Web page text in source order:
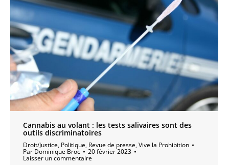
Cannabis au volant : les tests salivaires sont des
outils discriminatoires
Droit/Justice, Politique, Revue de presse,Vive la Prohibition
Par Dominique Broc 20 février 2023
Laisser un commentaire